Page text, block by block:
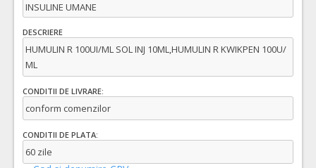
INSULINE UMANE
DESCRIERE
HUMULIN R 100UI/ML SOL INJ 10ML,HUMULIN R KWIKPEN 100U/
ML
CONDITII DE LIVRARE:
conform comenzilor
CONDITII DE PLATA:
60 zile